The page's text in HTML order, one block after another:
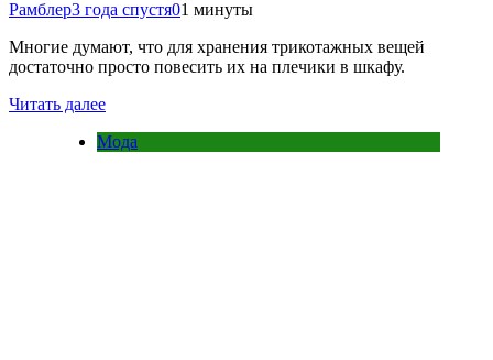
Рамблер3 года спустя01 минуты
Многие думают, что для хранения трикотажных вещей
достаточно просто повесить их на плечики в шкафу.
Читать далее
Мода